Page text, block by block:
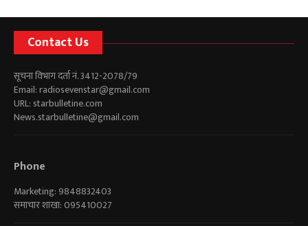
Contact Us
सूचना विभाग दर्ता नं. 3412-2078/79
Email:radiosevenstar@gmail.com
URL: starbulletine.com
News.starbulletine@gmail.com
Phone
Marketing: 9848832403
समाचार शाखा: 095410027